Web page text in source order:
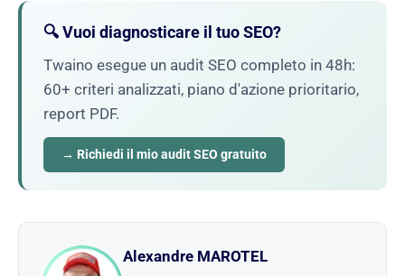
🔍 Vuoi diagnosticare il tuo SEO?
Twaino esegue un audit SEO completo in 48h:
60+ criteri analizzati, piano d'azione prioritario,
report PDF.
→ Richiedi il mio audit SEO gratuito
Alexandre MAROTEL